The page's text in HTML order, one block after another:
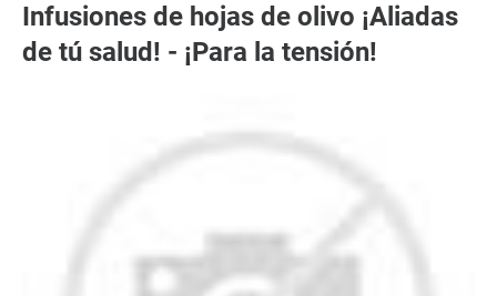
Infusiones de hojas de olivo ¡Aliadas
de tú salud! - ¡Para la tensión!